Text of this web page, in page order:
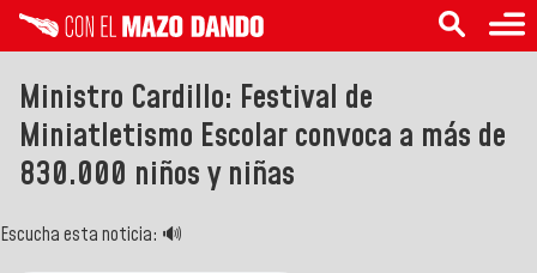
Ministro Cardillo: Festival de
Miniatletismo Escolar convoca a más de
830.000 niños y niñas
Escucha esta noticia: 🔊